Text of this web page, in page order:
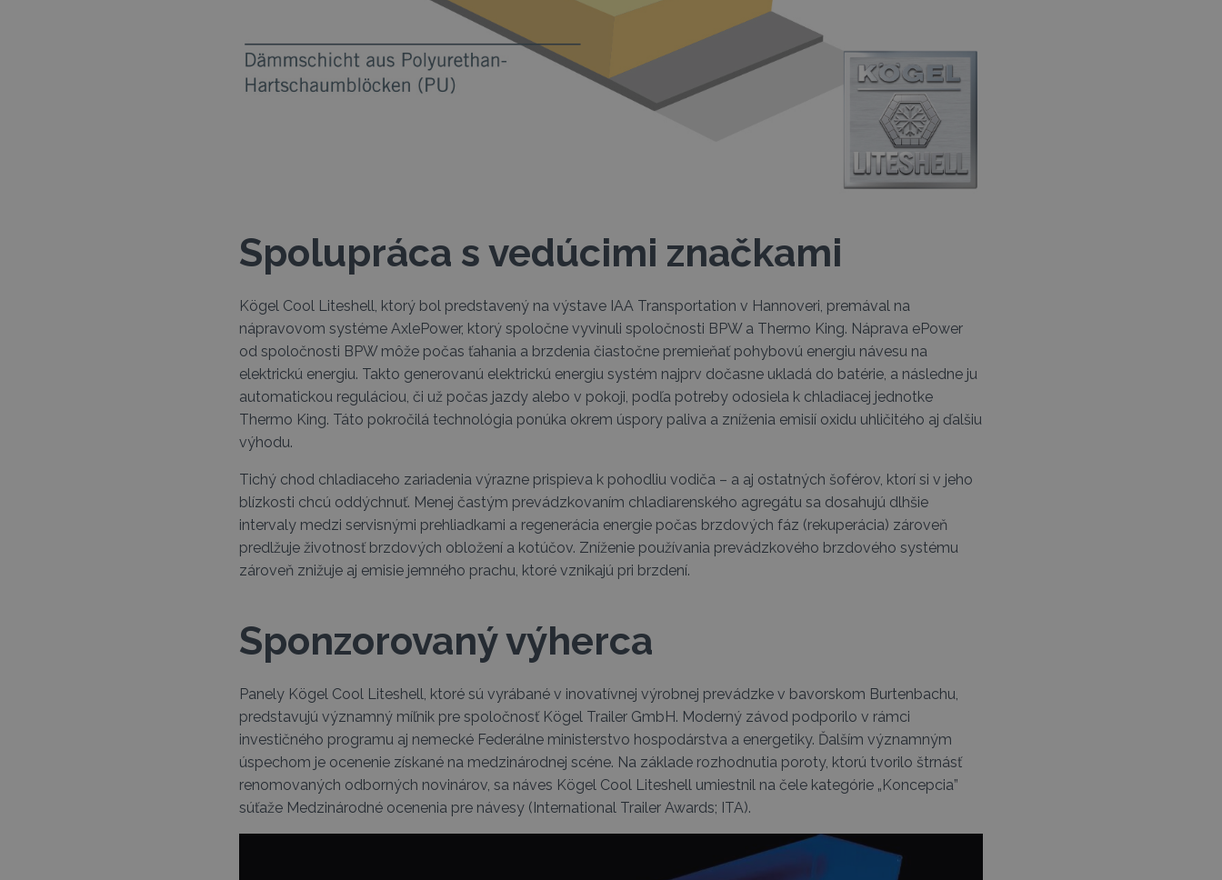
Spolupráca s vedúcimi značkami
Kögel Cool Liteshell, ktorý bol predstavený na výstave IAA Transportation v Hannoveri, premával na
nápravovom systéme AxlePower, ktorý spoločne vyvinuli spoločnosti BPW a Thermo King. Náprava ePower
od spoločnosti BPW môže počas ťahania a brzdenia čiastočne premieňať pohybovú energiu návesu na
elektrickú energiu. Takto generovanú elektrickú energiu systém najprv dočasne ukladá do batérie, a následne ju
automatickou reguláciou, či už počas jazdy alebo v pokoji, podľa potreby odosiela k chladiacej jednotke
Thermo King. Táto pokročilá technológia ponúka okrem úspory paliva a zníženia emisií oxidu uhličitého aj ďalšiu
výhodu.
Tichý chod chladiaceho zariadenia výrazne prispieva k pohodliu vodiča – a aj ostatných šoférov, ktorí si v jeho
blízkosti chcú oddýchnuť. Menej častým prevádzkovaním chladiarenského agregátu sa dosahujú dlhšie
intervaly medzi servisnými prehliadkami a regenerácia energie počas brzdových fáz (rekuperácia) zároveň
predlžuje životnosť brzdových obložení a kotúčov. Zníženie používania prevádzkového brzdového systému
zároveň znižuje aj emisie jemného prachu, ktoré vznikajú pri brzdení.
Sponzorovaný výherca
Panely Kögel Cool Liteshell, ktoré sú vyrábané v inovatívnej výrobnej prevádzke v bavorskom Burtenbachu,
predstavujú významný míľnik pre spoločnosť Kögel Trailer GmbH. Moderný závod podporilo v rámci
investičného programu aj nemecké Federálne ministerstvo hospodárstva a energetiky. Ďalším významným
úspechom je ocenenie získané na medzinárodnej scéne. Na základe rozhodnutia poroty, ktorú tvorilo štrnásť
renomovaných odborných novinárov, sa náves Kögel Cool Liteshell umiestnil na čele kategórie „Koncepcia”
súťaže Medzinárodné ocenenia pre návesy (International Trailer Awards; ITA).